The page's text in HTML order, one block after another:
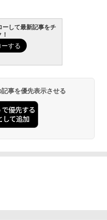
ーして最新記事をチ
事を優先表示させる